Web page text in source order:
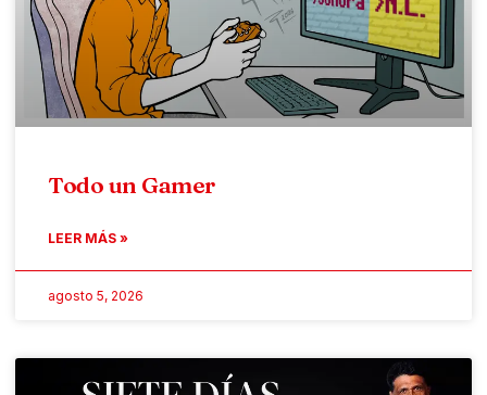
Todo un Gamer
LEER MÁS »
agosto 5, 2026